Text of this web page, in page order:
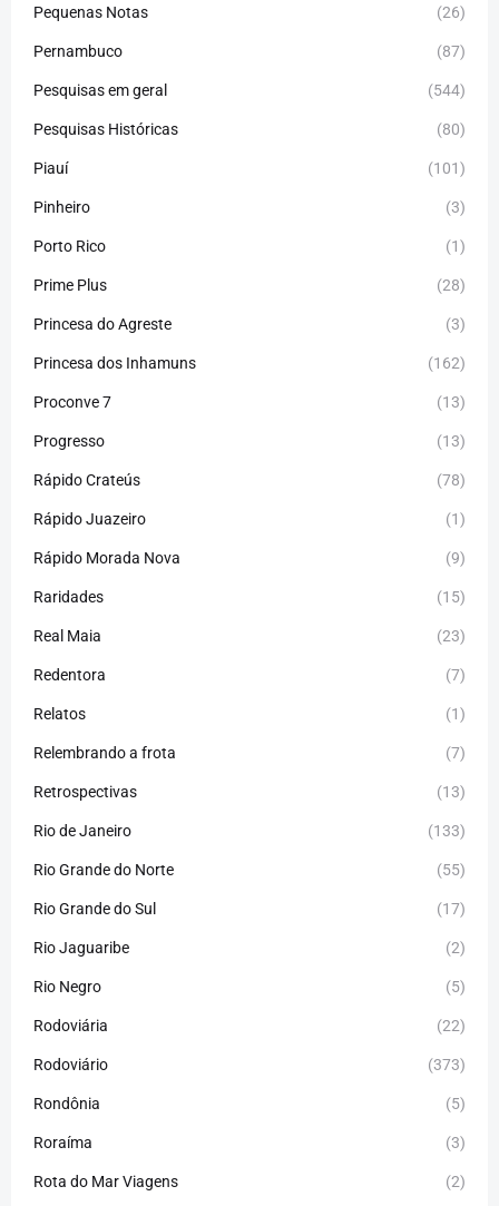
Pequenas Notas (26)
Pernambuco (87)
Pesquisas em geral (544)
Pesquisas Históricas (80)
Piauí (101)
Pinheiro (3)
Porto Rico (1)
Prime Plus (28)
Princesa do Agreste (3)
Princesa dos Inhamuns (162)
Proconve 7 (13)
Progresso (13)
Rápido Crateús (78)
Rápido Juazeiro (1)
Rápido Morada Nova (9)
Raridades (15)
Real Maia (23)
Redentora (7)
Relatos (1)
Relembrando a frota (7)
Retrospectivas (13)
Rio de Janeiro (133)
Rio Grande do Norte (55)
Rio Grande do Sul (17)
Rio Jaguaribe (2)
Rio Negro (5)
Rodoviária (22)
Rodoviário (373)
Rondônia (5)
Roraíma (3)
Rota do Mar Viagens (2)